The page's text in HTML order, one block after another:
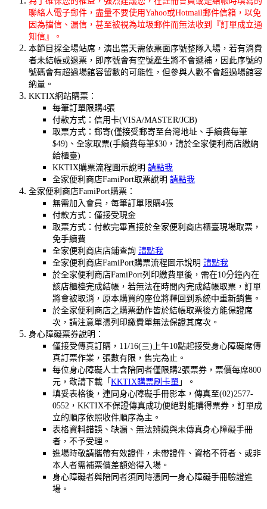
聯絡人電子郵件，盡量不要使用Yahoo或Hotmail郵件信箱，以免
因為擋信、漏信，甚至被視為垃圾郵件而無法收到『訂單成立通
知信』。
本節目採全場站席，演出當天需依票面序號整隊入場，若有消費
者未結帳或退票，即序號會有空號產生將不會遞補，因此序號的
號碼會有超過場館容留數的可能性，但參與人數不會超過場館容
納量。
KKTIX網站購票：
每筆訂單限購4張
付款方式：信用卡(VISA/MASTER/JCB)
取票方式：郵寄(僅接受郵寄至台灣地址、手續費每筆
$49)、全家取票(手續費每筆$30，請於全家便利商店繳納
給櫃臺)
KKTIX購票流程圖示說明 請點我
全家便利商店FamiPort取票說明 請點我
全家便利商店FamiPort購票：
無需加入會員，每筆訂單限購4張
付款方式：僅接受現金
取票方式：付款完畢直接於全家便利商店櫃臺現場取票，
免手續費
全家便利商店店鋪查詢 請點我
全家便利商店FamiPort購票流程圖示說明 請點我
於全家便利商店FamiPort列印繳費單後，需在10分鐘內在
該店櫃檯完成結帳，若無法在時間內完成結帳取票，訂單
將會被取消，原本購買的座位將釋回到系統中重新銷售。
於全家便利商店之購票動作皆於結帳取票後方能保證席
次，請注意單憑列印繳費單無法保證其席次。
身心障礙票券說明：
僅接受傳真訂購，11/16(三)上午10點起接受身心障礙席傳
真訂票作業，張數有限，售完為止。
每位身心障礙人士含陪同者僅限購2張票券，票價每席800
元，敬請下載「 KKTIX購票刷卡單 」。
填妥表格後，連同身心障礙手冊影本，傳真至(02)2577-
0552，KKTIX不保證傳真成功便絕對能購得票券，訂單成
立的順序依照收件順序為主。
表格資料錯誤、缺漏、無法辨識與未傳真身心障礙手冊
者，不予受理。
進場時敬請攜帶有效證件，未帶證件、資格不符者、或非
本人者需補票價差額始得入場。
身心障礙者與陪同者須同時憑同一身心障礙手冊驗證進
場。